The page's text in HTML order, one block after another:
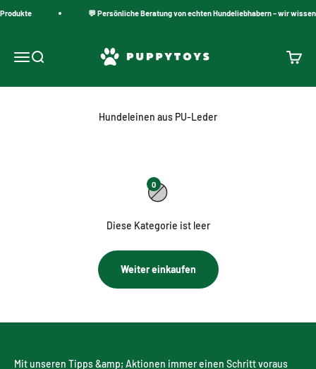
💬 Persönliche Beratung von echten Hundeliebhabern – wir
Navigationsmenü öffnen
Suche öffnen
PuppyToys.nl
Hundeleinen aus PU-Leder
0
Diese Kategorie ist leer
Weiter einkaufen
Mit unseren Tipps &amp; Aktionen immer einen Schritt voraus